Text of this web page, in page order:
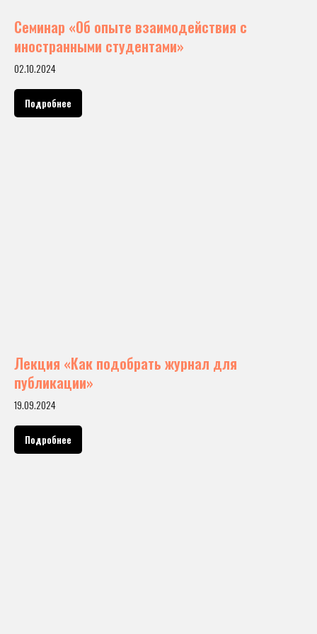
Семинар «Об опыте взаимодействия с
иностранными студентами»
02.10.2024
Подробнее
Лекция «Как подобрать журнал для
публикации»
19.09.2024
Подробнее